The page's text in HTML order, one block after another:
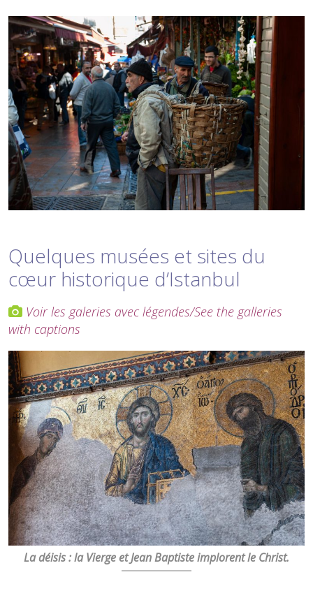
Quelques musées et sites du
cœur historique d’Istanbul
Voir les galeries avec légendes/See the galleries
with captions
La déisis : la Vierge et Jean Baptiste implorent le Christ.